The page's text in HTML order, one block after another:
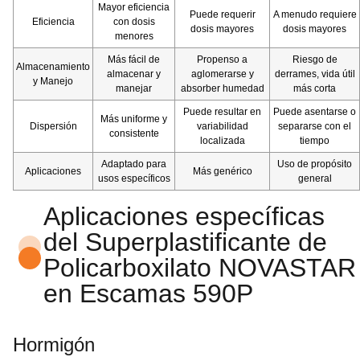
Eficiencia
Mayor eficiencia
con dosis
menores
Puede requerir
dosis mayores
A menudo requiere
dosis mayores
Almacenamiento
y Manejo
Más fácil de
almacenar y
manejar
Propenso a
aglomerarse y
absorber humedad
Riesgo de
derrames, vida útil
más corta
Dispersión
Más uniforme y
consistente
Puede resultar en
variabilidad
localizada
Puede asentarse o
separarse con el
tiempo
Aplicaciones
Adaptado para
usos específicos
Más genérico
Uso de propósito
general
Aplicaciones específicas
del Superplastificante de
Policarboxilato NOVASTAR
en Escamas 590P
Hormigón